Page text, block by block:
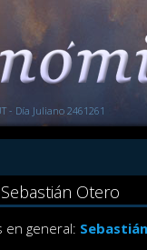
- Día Juliano 2461261
Otero
en general: